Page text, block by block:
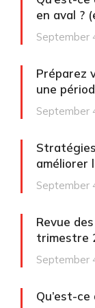
en aval ?
September
Préparez
une
September
améliorer
September
Revue
trimestre
September
Qu’est-